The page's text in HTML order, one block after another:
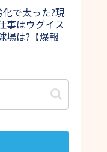
で太った?現
事はウグイス
場は?【爆報